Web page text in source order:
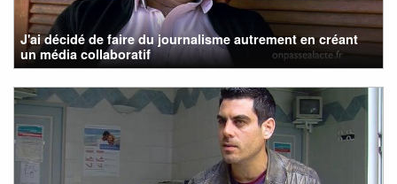
J'ai décidé de faire du journalisme autrement en créant
un média collaboratif